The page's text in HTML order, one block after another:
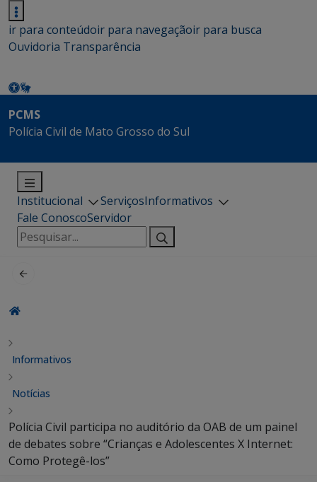
ir para conteúdoir para navegaçãoir para busca
Ouvidoria Transparência
PCMS
Polícia Civil de Mato Grosso do Sul
Institucional ServiçosInformativos
Fale ConoscoServidor
Pesquisar
por:
Informativos
Notícias
Polícia Civil participa no auditório da OAB de um painel
de debates sobre “Crianças e Adolescentes X Internet:
Como Protegê-los”